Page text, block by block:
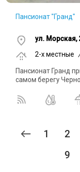
Пансионат "Гранд"
ул. Морская,
2-x местные
Пансионат Гранд
самом берегу
1 2
9